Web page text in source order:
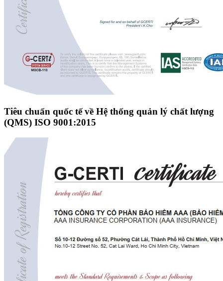
Tiêu chuẩn quốc tế về Hệ thống quản lý chất lượng
(QMS) ISO 9001:2015